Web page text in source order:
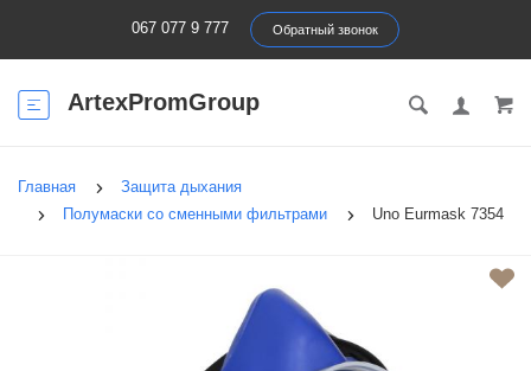
067 077 9 777 Обратный звонок
ArtexPromGroup
Главная
Защита дыхания
Полумаски со сменными фильтрами
Uno Eurmask 7354